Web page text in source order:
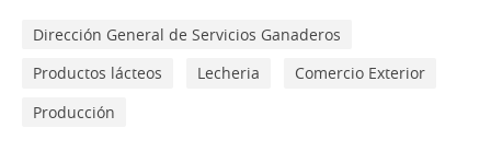
Dirección General de Servicios Ganaderos
Productos lácteos
Lecheria
Comercio Exterior
Producción